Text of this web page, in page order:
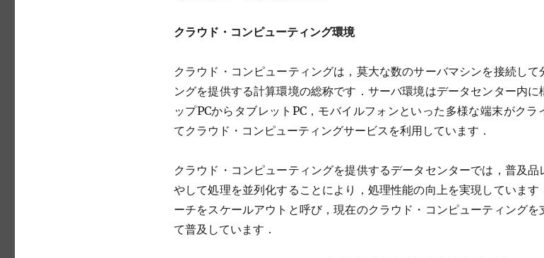
クラウド・コンピューティング環境
クラウド・コンピューティングは，莫大な数のサーバマシンを接続して
ングを提供する計算環境の総称です．サーバ環境はデータセンター内に
ップPCからタブレットPC，モバイルフォンといった多様な端末がクラ
てクラウド・コンピューティングサービスを利用しています．
クラウド・コンピューティングを提供するデータセンターでは，普及品
やして処理を並列化することにより，処理性能の向上を実現しています
ーチをスケールアウトと呼び，現在のクラウド・コンピューティングを
て普及しています．